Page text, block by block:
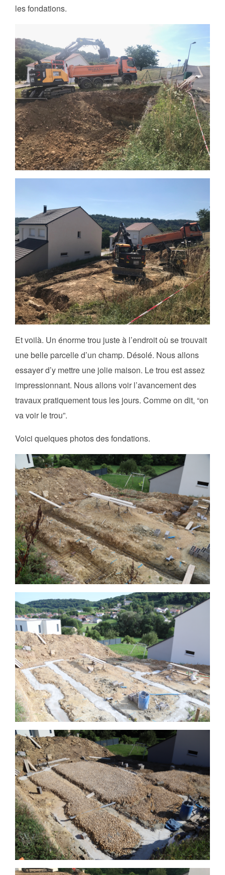
les fondations.
Et voilà. Un énorme trou juste à l’endroit où se trouvait
une belle parcelle d’un champ. Désolé. Nous allons
essayer d’y mettre une jolie maison. Le trou est assez
impressionnant. Nous allons voir l’avancement des
travaux pratiquement tous les jours. Comme on dit, “on
va voir le trou”.
Voici quelques photos des fondations.